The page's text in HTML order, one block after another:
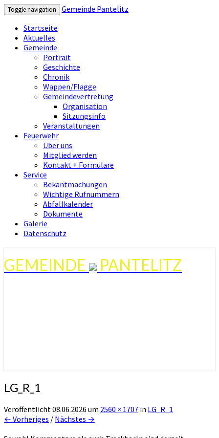
Toggle navigation
Gemeinde Pantelitz
Startseite
Aktuelles
Gemeinde
Portrait
Geschichte
Chronik
Wappen/Flagge
Gemeindevertretung
Organisation
Sitzungsinfo
Veranstaltungen
Feuerwehr
Über uns
Mitglied werden
Kontakt + Formulare
Service
Bekantmachungen
Wichtige Rufnummern
Abfallkalender
Dokumente
Galerie
Datenschutz
GEMEINDE PANTELITZ
LG_R_1
Veröffentlicht08.06.2026 um 2560 × 1707 in LG_R_1
← Vorheriges / Nächstes →